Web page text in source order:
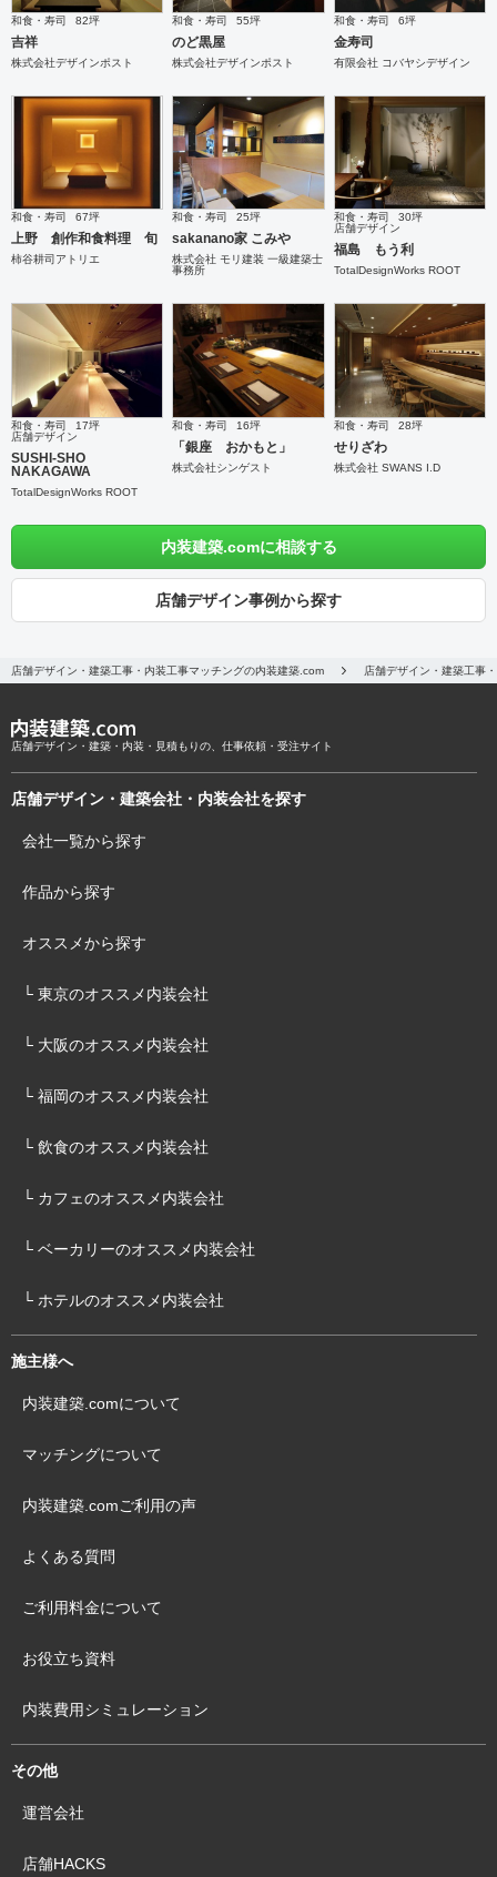
和食・寿司 82坪
吉祥
株式会社デザインポスト
和食・寿司 55坪
のど黒屋
株式会社デザインポスト
和食・寿司 6坪
金寿司
有限会社 コバヤシデザイン
和食・寿司 67坪
上野 創作和食料理 旬
柿谷耕司アトリエ
和食・寿司 25坪
sakanano家 こみや
株式会社 モリ建装 一級建築士
事務所
和食・寿司
30坪
店舗デザイン
福島 もう利
TotalDesignWorks ROOT
和食・寿司
17坪
店舗デザイン
SUSHI-SHO
NAKAGAWA
TotalDesignWorks ROOT
和食・寿司 16坪
「銀座 おかもと」
株式会社シンゲスト
和食・寿司 28坪
せりざわ
株式会社 SWANS I.D
内装建築.comに相談する
店舗デザイン事例から探す
店舗デザイン・建築工事・内装工事マッチングの内装建築.com 店舗デザイン・建築工事
店舗デザイン・建築・内装・見積もりの、仕事依頼・受注サイト
店舗デザイン・建築会社・内装会社を探す
会社一覧から探す
作品から探す
オススメから探す
└ 東京のオススメ内装会社
└ 大阪のオススメ内装会社
└ 福岡のオススメ内装会社
└ 飲食のオススメ内装会社
└ カフェのオススメ内装会社
└ ベーカリーのオススメ内装会社
└ ホテルのオススメ内装会社
施主様へ
内装建築.comについて
マッチングについて
内装建築.comご利用の声
よくある質問
ご利用料金について
お役立ち資料
内装費用シミュレーション
その他
運営会社
店舗HACKS